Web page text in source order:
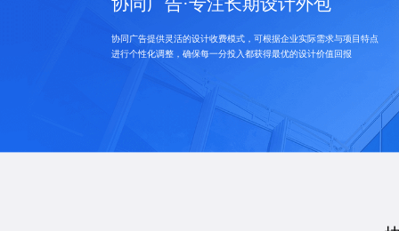
协同广告·专注长期设计外包
协同广告提供灵活的设计收费模式，可根据企业实际需求与项目特点
进行个性化调整，确保每一分投入都获得最优的设计价值回报